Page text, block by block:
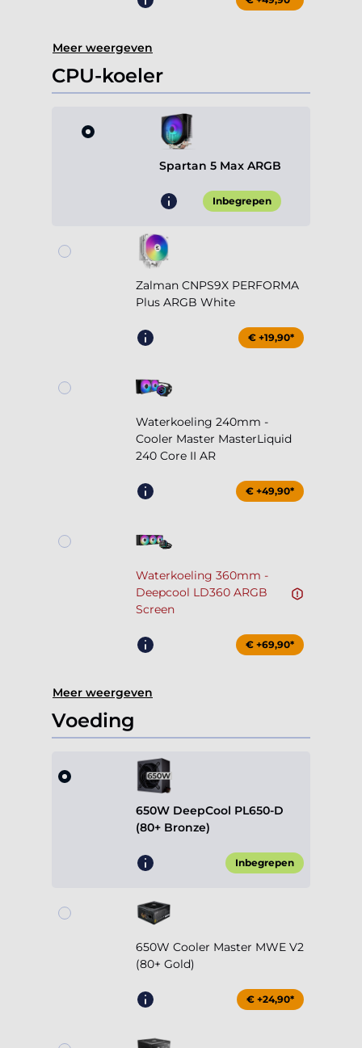
Meer weergeven
CPU-koeler
Spartan 5 Max ARGB
Inbegrepen
Zalman CNPS9X PERFORMA
Plus ARGB White
€ +19,90*
Waterkoeling 240mm -
Cooler Master MasterLiquid
240 Core II AR
€ +49,90*
Waterkoeling 360mm -
Deepcool LD360 ARGB
Screen
€ +69,90*
Meer weergeven
Voeding
650W DeepCool PL650-D
(80+ Bronze)
Inbegrepen
650W Cooler Master MWE V2
(80+ Gold)
€ +24,90*